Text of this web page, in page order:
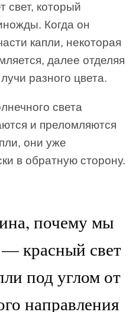
свет, который
Когда он
капли, некоторая
далее отделяя
разного цвета.
света
и преломляются
они уже
в обратную сторону.
почему мы
красный свет
под углом от
направления